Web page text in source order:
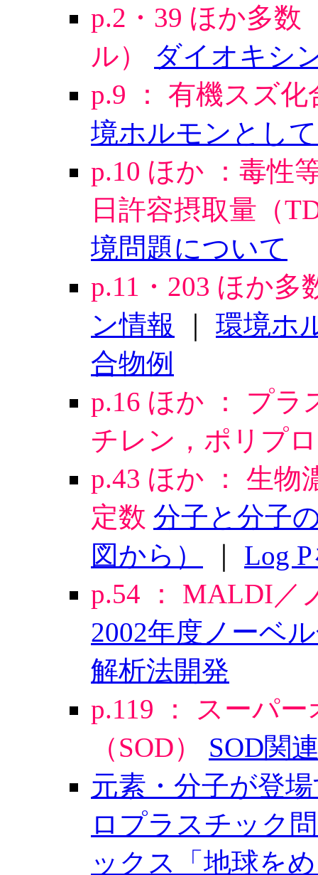
p.2・39 ほか多数
ル）
ダイオキシ
p.9 ： 有機スズ化
境ホルモンとし
p.10 ほか ：毒性
日許容摂取量（
境問題について
p.11・203 ほか多
ン情報
環境ホ
合物例
p.16 ほか ： プラ
チレン，ポリプ
p.43 ほか ： 生物
定数 分子と分子
図から）
Log
p.54 ： MALDI／
2002年度ノーベ
解析法開発
p.119 ： スーパ
（SOD）
SOD関
元素・分子が登
ロプラスチック
ックス「地球を